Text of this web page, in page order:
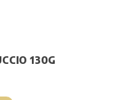
130G